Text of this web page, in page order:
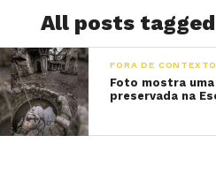
All posts
FORA DE CONTEXTO
Foto mostra
preservada na